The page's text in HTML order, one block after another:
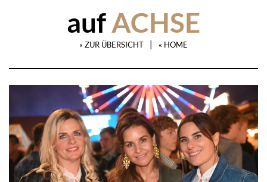
aufACHSE
« ZUR ÜBERSICHT | « HOME